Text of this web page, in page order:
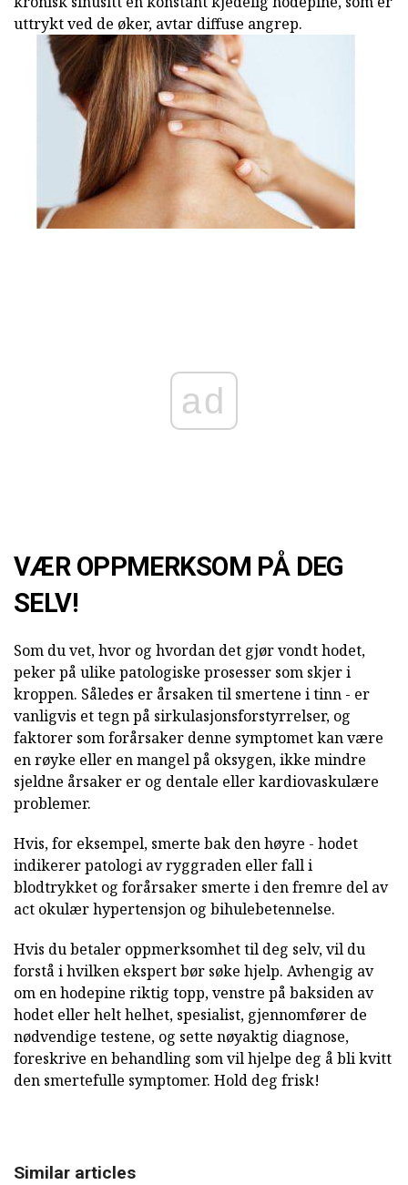
uttrykt ved de øker, avtar diffuse angrep.
ad
VÆR OPPMERKSOM PÅ DEG
SELV!
Som du vet, hvor og hvordan det gjør vondt hodet,
peker på ulike patologiske prosesser som skjer i
kroppen. Således er årsaken til smertene i tinn - er
vanligvis et tegn på sirkulasjonsforstyrrelser, og
faktorer som forårsaker denne symptomet kan være
en røyke eller en mangel på oksygen, ikke mindre
sjeldne årsaker er og dentale eller kardiovaskulære
problemer.
Hvis, for eksempel, smerte bak den høyre - hodet
indikerer patologi av ryggraden eller fall i
blodtrykket og forårsaker smerte i den fremre del av
act okulær hypertensjon og bihulebetennelse.
Hvis du betaler oppmerksomhet til deg selv, vil du
forstå i hvilken ekspert bør søke hjelp. Avhengig av
om en hodepine riktig topp, venstre på baksiden av
hodet eller helt helhet, spesialist, gjennomfører de
nødvendige testene, og sette nøyaktig diagnose,
foreskrive en behandling som vil hjelpe deg å bli kvitt
den smertefulle symptomer. Hold deg frisk!
Similar articles